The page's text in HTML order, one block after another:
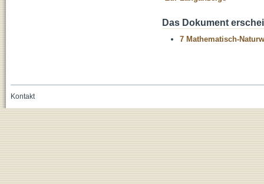
Das Dokument
7 Mathematisch-
Kontakt